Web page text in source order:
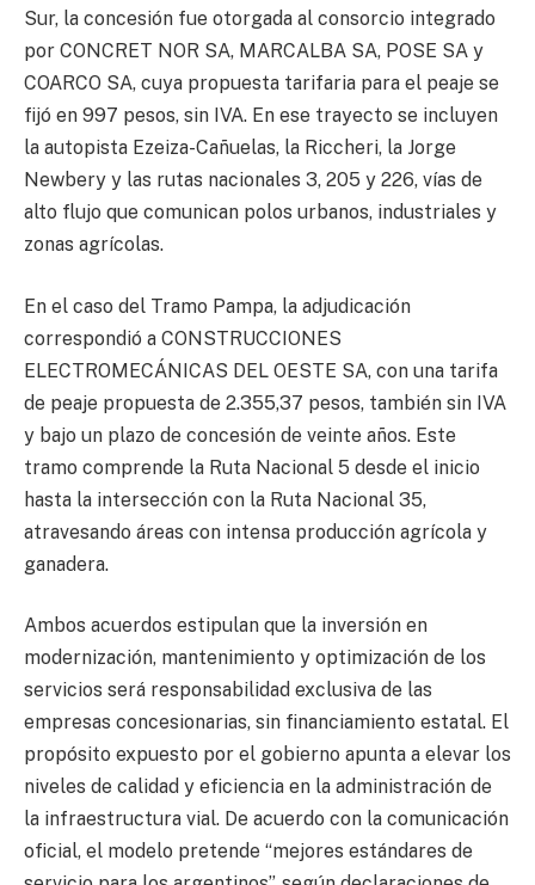
Sur, la concesión fue otorgada al consorcio integrado
por CONCRET NOR SA, MARCALBA SA, POSE SA y
COARCO SA, cuya propuesta tarifaria para el peaje se
fijó en 997 pesos, sin IVA. En ese trayecto se incluyen
la autopista Ezeiza-Cañuelas, la Riccheri, la Jorge
Newbery y las rutas nacionales 3, 205 y 226, vías de
alto flujo que comunican polos urbanos, industriales y
zonas agrícolas.
En el caso del Tramo Pampa, la adjudicación
correspondió a CONSTRUCCIONES
ELECTROMECÁNICAS DEL OESTE SA, con una tarifa
de peaje propuesta de 2.355,37 pesos, también sin IVA
y bajo un plazo de concesión de veinte años. Este
tramo comprende la Ruta Nacional 5 desde el inicio
hasta la intersección con la Ruta Nacional 35,
atravesando áreas con intensa producción agrícola y
ganadera.
Ambos acuerdos estipulan que la inversión en
modernización, mantenimiento y optimización de los
servicios será responsabilidad exclusiva de las
empresas concesionarias, sin financiamiento estatal. El
propósito expuesto por el gobierno apunta a elevar los
niveles de calidad y eficiencia en la administración de
la infraestructura vial. De acuerdo con la comunicación
oficial, el modelo pretende “mejores estándares de